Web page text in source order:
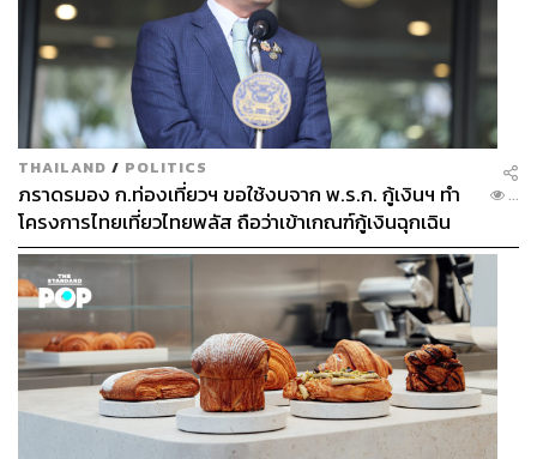
THAILAND / POLITICS
ภราดรมอง ก.ท่องเที่ยวฯ ขอใช้งบจาก พ.ร.ก. กู้เงินฯ ทำ
โครงการไทยเที่ยวไทยพลัส ถือว่าเข้าเกณฑ์กู้เงินฉุกเฉิน
...